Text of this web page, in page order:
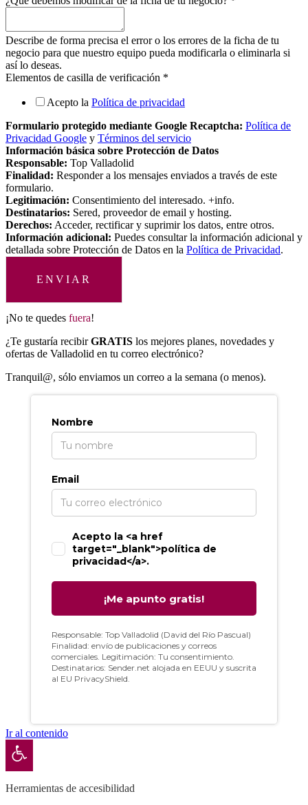
Describe de forma precisa el error o los errores de la ficha de tu
negocio para que nuestro equipo pueda modificarla o eliminarla si
así lo deseas.
Elementos de casilla de verificación *
Acepto la Política de privacidad
Formulario protegido mediante Google Recaptcha: Política de
Privacidad Google y Términos del servicio
Información básica sobre Protección de Datos
Responsable: Top Valladolid
Finalidad: Responder a los mensajes enviados a través de este
formulario.
Legitimación: Consentimiento del interesado. +info.
Destinatarios: Sered, proveedor de email y hosting.
Derechos: Acceder, rectificar y suprimir los datos, entre otros.
Información adicional: Puedes consultar la información adicional y
detallada sobre Protección de Datos en la Política de Privacidad.
ENVIAR
¡No te quedes fuera!
¿Te gustaría recibirGRATIS los mejores planes, novedades y
ofertas de Valladolid en tu correo electrónico?
Tranquil@, sólo enviamos un correo a la semana (o menos).
Ir al contenido
Abrir barra de herramientas
Herramientas de accesibilidad